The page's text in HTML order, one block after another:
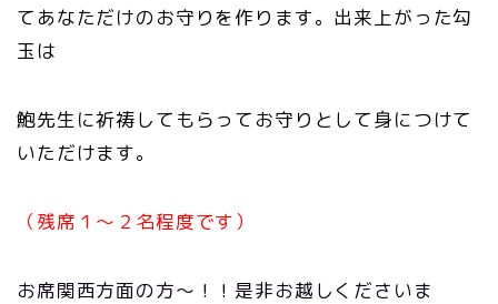
てあなただけのお守りを作ります。出来上がった勾
玉は
鮑先生に祈祷してもらってお守りとして身につけて
いただけます。
（残席１〜２名程度です）
お席関西方面の方〜！！是非お越しくださいま